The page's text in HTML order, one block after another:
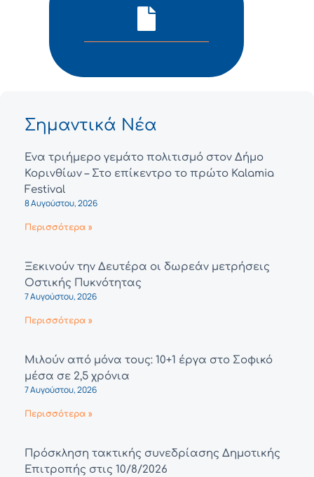
Σημαντικά Νέα
Ένα τριήμερο γεμάτο πολιτισμό στον Δήμο
Κορινθίων – Στο επίκεντρο το πρώτο Kalamia
Festival
8 Αυγούστου, 2026
Περισσότερα »
Ξεκινούν την Δευτέρα οι δωρεάν μετρήσεις
Οστικής Πυκνότητας
7 Αυγούστου, 2026
Περισσότερα »
Μιλούν από μόνα τους: 10+1 έργα στο Σοφικό
μέσα σε 2,5 χρόνια
7 Αυγούστου, 2026
Περισσότερα »
Πρόσκληση τακτικής συνεδρίασης Δημοτικής
Επιτροπής στις 10/8/2026